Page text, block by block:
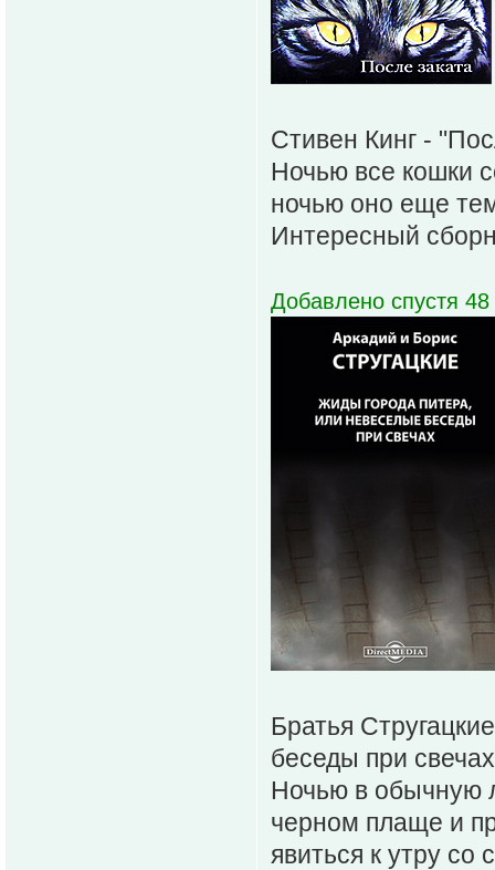
Стивен Кинг -
Ночью все кошки
ночью оно еще
Интересный
Добавлено спустя
Братья
беседы при
Ночью в обычную
черном плаще и
явиться к утру со